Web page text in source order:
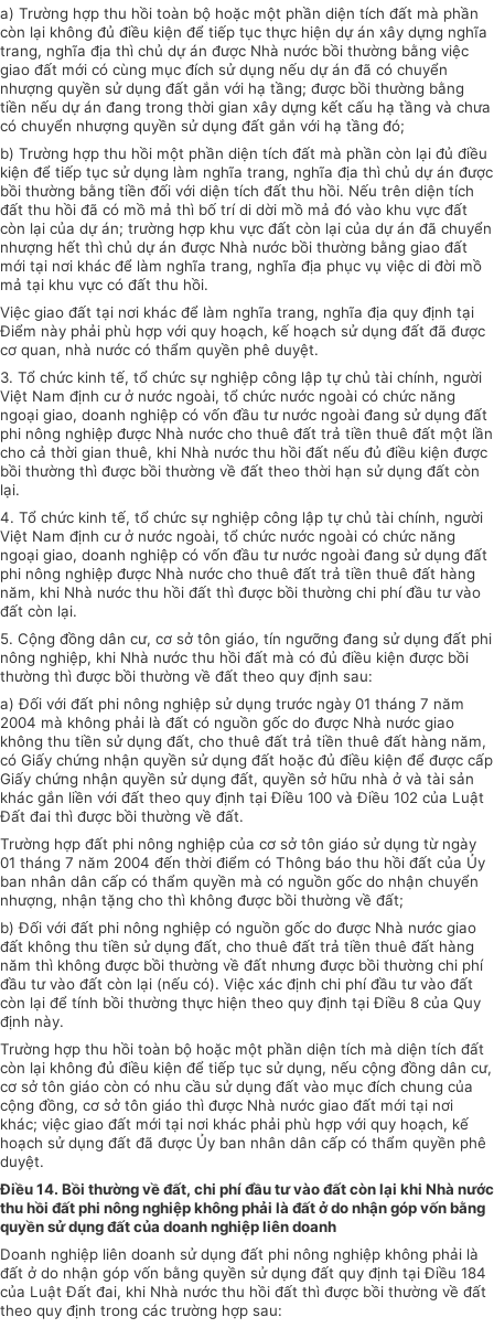
a) Trường hợp thu hồi toàn bộ hoặc một phần diện tích đất mà phần
còn lại không đủ điều kiện để tiếp tục thực hiện dự án xây dựng nghĩa
trang, nghĩa địa thì chủ dự án được Nhà nước bồi thường bằng việc
giao đất mới có cùng mục đích sử dụng nếu dự án đã có chuyển
nhượng quyền sử dụng đất gắn với hạ tầng; được bồi thường bằng
tiền nếu dự án đang trong thời gian xây dựng kết cấu hạ tầng và chưa
có chuyển nhượng quyền sử dụng đất gắn với hạ tầng đó;
b) Trường hợp thu hồi một phần diện tích đất mà phần còn lại đủ điều
kiện để tiếp tục sử dụng làm nghĩa trang, nghĩa địa thì chủ dự án được
bồi thường bằng tiền đối với diện tích đất thu hồi. Nếu trên diện tích
đất thu hồi đã có mồ mả thì bố trí di dời mồ mả đó vào khu vực đất
còn lại của dự án; trường hợp khu vực đất còn lại của dự án đã chuyển
nhượng hết thì chủ dự án được Nhà nước bồi thường bằng giao đất
mới tại nơi khác để làm nghĩa trang, nghĩa địa phục vụ việc di đời mồ
mả tại khu vực có đất thu hồi.
Việc giao đất tại nơi khác để làm nghĩa trang, nghĩa địa quy định tại
Điểm này phải phù hợp với quy hoạch, kế hoạch sử dụng đất đã được
cơ quan, nhà nước có thẩm quyền phê duyệt.
3. Tổ chức kinh tế, tổ chức sự nghiệp công lập tựchủ tài chính, người
Việt Nam định cư ở nước ngoài, tổ chức nước ngoài có chức năng
ngoại giao, doanh nghiệp có vốn đầu tư nước ngoài đang sử dụng đất
phi nông nghiệp được Nhà nước cho thuê đất trả tiền thuê đất một lần
cho cả thời gian thuê, khi Nhà nước thu hồi đất nếu đủ điều kiện được
bồi thường thì được bồi thường về đất theo thời hạn sử dụng đất còn
lại.
4. Tổ chức kinh tế, tổ chức sự nghiệp công lập tự chủ tài chính, người
Việt Nam định cư ở nước ngoài, tổ chức nước ngoài có chức năng
ngoại giao, doanh nghiệp có vốn đầu tư nước ngoài đang sử dụng đất
phi nông nghiệp được Nhà nước cho thuê đất trả tiền thuê đất hàng
năm, khi Nhà nước thu hồi đất thì được bồi thường chi phí đầu tư vào
đất còn lại.
5. Cộng đồng dân cư, cơ sở tôn giáo, tín ngưỡng đang sử dụng đất phi
nông nghiệp, khi Nhà nước thu hồi đất mà có đủ điều kiện được bồi
thường thì được bồi thường về đất theo quy định sau:
a) Đối với đất phi nông nghiệp sử dụng trước ngày 01 tháng 7 năm
2004 mà không phải là đất có nguồn gốc do được Nhà nước giao
không thu tiền sử dụng đất, cho thuê đất trả tiền thuê đất hàng năm,
có Giấy chứng nhận quyền sử dụng đất hoặc đủ điều kiện để được cấp
Giấy chứng nhận quyền sử dụng đất, quyền sở hữu nhà ở và tài sản
khác gắn liền với đất theo quy định tại Điều 100 và Điều 102 của Luật
Đất đai thì được bồi thường về đất.
Trường hợp đất phi nông nghiệp của cơ sở tôn giáo sử dụng từ ngày
01 tháng 7 năm 2004 đến thời điểm có Thông báo thu hồi đất của Ủy
ban nhân dân cấp có thẩm quyền mà có nguồn gốc do nhận chuyển
nhượng, nhận tặng cho thì không được bồi thường về đất;
b) Đối với đất phi nông nghiệp có nguồn gốc do được Nhà nước giao
đất không thu tiền sử dụng đất, cho thuê đất trả tiền thuê đất hàng
năm thì không được bồi thường về đất nhưng được bồi thường chi phí
đầu tư vào đất còn lại (nếu có). Việc xác định chi phí đầu tư vào đất
còn lại để tính bồi thường thực hiện theo quy định tại Điều 8 của Quy
định này.
Trường hợp thu hồi toàn bộ hoặc một phần diện tích mà diện tích đất
còn lại không đủ điều kiện để tiếp tục sử dụng, nếu cộng đồng dân cư,
cơ sở tôn giáo còn có nhu cầu sử dụng đất vào mục đích chung của
cộng đồng, cơ sở tôn giáo thì được Nhà nước giao đất mới tại nơi
khác; việc giao đất mới tại nơi khác phải phù hợp với quy hoạch, kế
hoạch sử dụng đất đã được Ủy ban nhân dân cấp có thẩm quyền phê
duyệt.
Điều 14. Bồi thường về đất, chi phí đầu tư vào đất còn lại khi Nhà nước
thu hồi đất phi nông nghiệp không phải là đất ở do nhận góp vốn bằng
quyền sử dụngđấtcủa doanh nghiệp liên doanh
Doanh nghiệp liên doanh sử dụng đất phi nông nghiệp không phải là
đất ở do nhận góp vốn bằng quyền sử dụng đất quy định tại Điều 184
của Luật Đất đai, khi Nhà nước thu hồi đất thì được bồi thường về đất
theo quy định trong các trường hợp sau: